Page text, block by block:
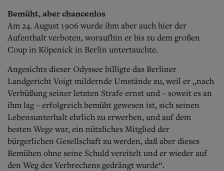
Bemüht, aber chancenlos
Am 24. August 1906 wurde ihm aber auch hier der
Aufenthalt verboten, woraufhin er bis zu dem großen
Coup in Köpenick in Berlin untertauchte.
Angesichts dieser Odyssee billigte das Berliner
Landgericht Voigt mildernde Umstände zu, weil er „nach
Verbüßung seiner letzten Strafe ernst und – soweit es an
ihm lag – erfolgreich bemüht gewesen ist, sich seinen
Lebensunterhalt ehrlich zu erwerben, und auf dem
besten Wege war, ein nützliches Mitglied der
bürgerlichen Gesellschaft zu werden, daß aber dieses
Bemühen ohne seine Schuld vereitelt und er wieder auf
den Weg des Verbrechens gedrängt wurde“.